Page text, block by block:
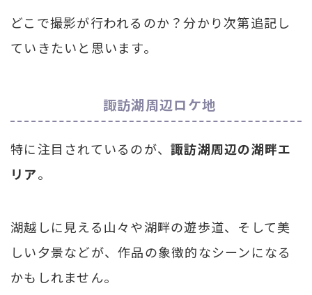
どこで撮影が行われるのか？分かり次第追記し
ていきたいと思います。
諏訪湖周辺ロケ地
特に注目されているのが、諏訪湖周辺の湖畔エ
リア。
湖越しに見える山々や湖畔の遊歩道、そして美
しい夕景などが、作品の象徴的なシーンになる
かもしれません。